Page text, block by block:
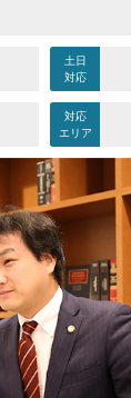
土日
対応
対応
エリア